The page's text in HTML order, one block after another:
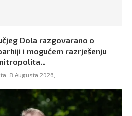
Dola razgovarano o
i mogućem razrješenju
8 Augusta 2026,